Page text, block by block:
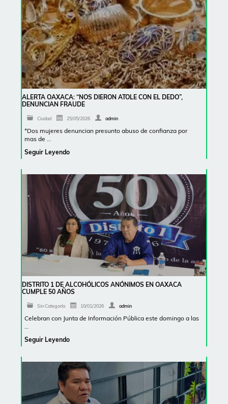
ALERTA OAXACA: “NOS DIERON ATOLE CON EL DEDO”,
DENUNCIAN FRAUDE
Ciudad 25/05/2026 admin
*Dos mujeres denuncian presunto abuso de confianza por
mas de …
Seguir Leyendo
DISTRITO 1 DE ALCOHÓLICOS ANÓNIMOS EN OAXACA
CUMPLE 50 AÑOS
Sin Categoría 10/01/2026 admin
Celebran con Junta de Información Pública este domingo a las
Seguir Leyendo